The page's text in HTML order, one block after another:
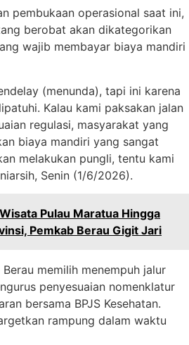
pembukaan operasional saat ini,
berobat akan dikategorikan
wajib membayar biaya mandiri
(menunda), tapi ini karena
Kalau kami paksakan jalan
regulasi, masyarakat yang
biaya mandiri yang sangat
melakukan pungli, tentu kami
Senin (1/6/2026).
Pulau Maratua Hingga
Pemkab Berau Gigit Jari
memilih menempuh jalur
penyesuaian nomenklatur
bersama BPJS Kesehatan.
rampung dalam waktu